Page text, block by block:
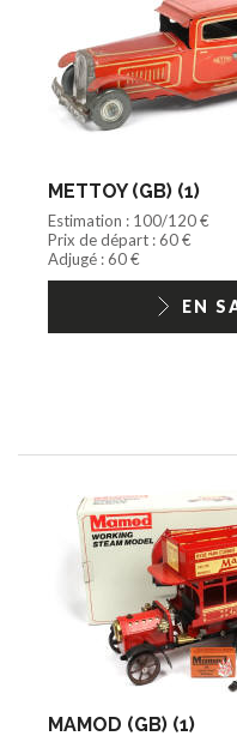
METTOY (GB) (1)
Estimation : 100/120 €
Prix de départ : 60 €
Adjugé : 60 €
EN
MAMOD (GB) (1)